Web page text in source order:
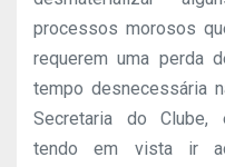
processos morosos
requerem uma perda
tempo desnecessária
Secretaria do Clube,
tendo em vista ir